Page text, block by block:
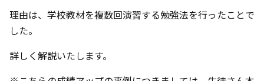
理由は、学校教材を複数回演習する勉強法を行ったことで
した。
詳しく解説いたします。